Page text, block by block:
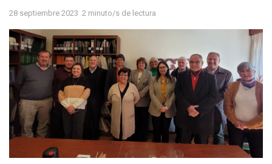
28 septiembre 2023 2 minuto/s de lectura